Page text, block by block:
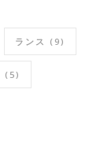
ランス (9)
(5)